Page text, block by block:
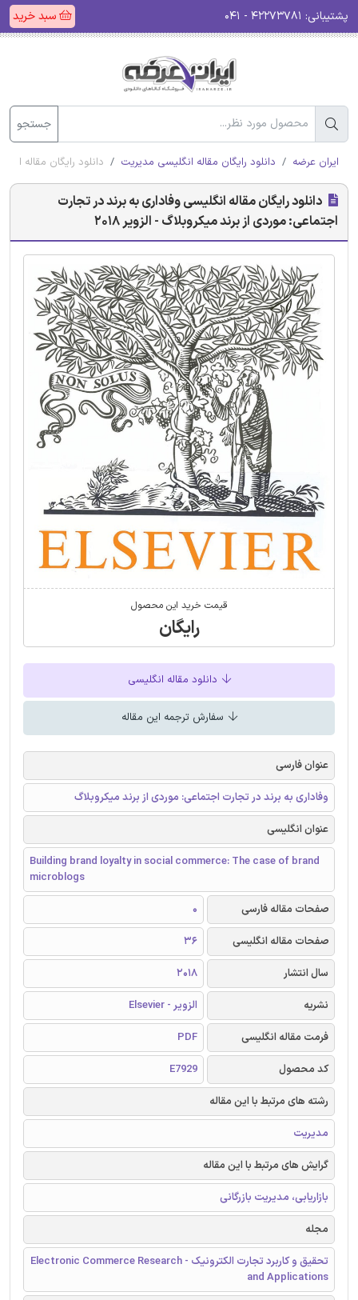
پشتیبانی: سبد خرید
جستجو
ایران عرضه دانلود رایگان مقاله انگلیسی مدیریت دانلود رایگان مقاله
دانلود رایگان مقاله انگلیسی وفاداری به برند در تجارت
اجتماعی: موردی از برند میکروبلاگ - الزویر 2018
قیمت خرید این محصول
رایگان
دانلود مقاله انگلیسی
سفارش ترجمه این مقاله
عنوان فارسی
وفاداری به برند در تجارت اجتماعی: موردی از برند میکروبلاگ
عنوان انگلیسی
Building brand loyalty in social commerce: The case of brand
microblogs
صفحات مقاله فارسی
0
صفحات مقاله انگلیسی
36
سال انتشار
2018
نشریه
الزویر - Elsevier
فرمت مقاله انگلیسی
PDF
کد محصول
E7929
رشته های مرتبط با این مقاله
مدیریت
گرایش های مرتبط با این مقاله
بازاریابی، مدیریت بازرگانی
مجله
تحقیق و کاربرد تجارت الکترونیک - Electronic Commerce Research
and Applications